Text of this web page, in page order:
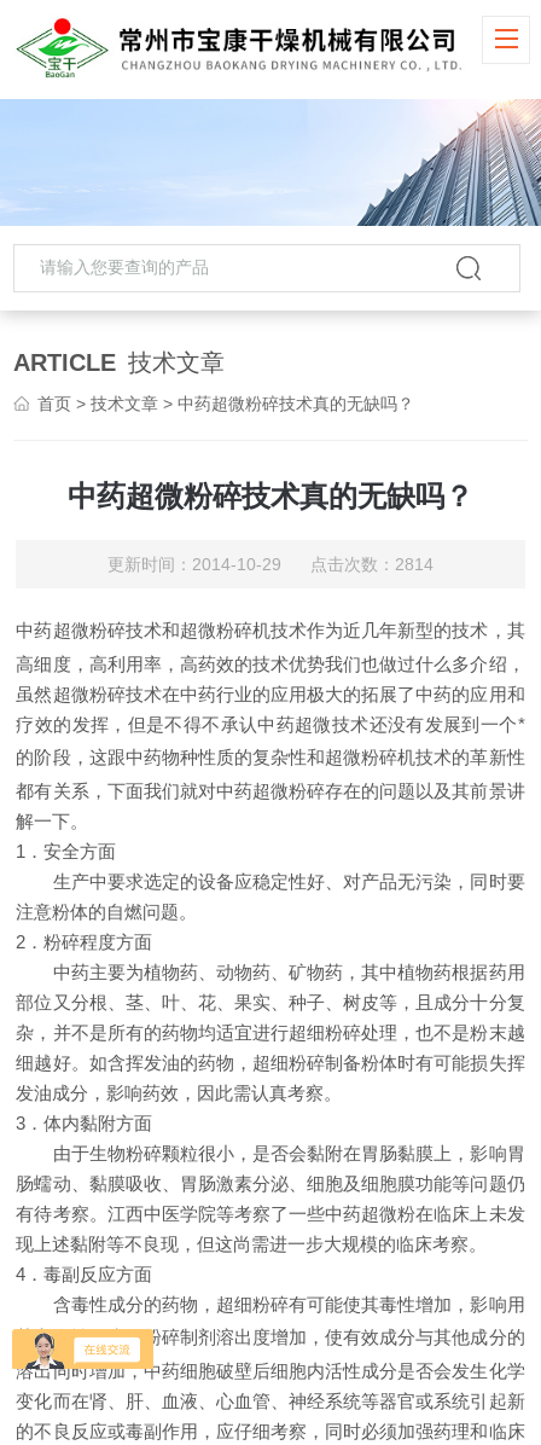
ARTICLE 技术文章
首页 >技术文章 > 中药超微粉碎技术真的无缺吗？
中药超微粉碎技术真的无缺吗？
更新时间：2014-10-29 点击次数：2814
中药超微粉碎技术和超微粉碎机技术作为近几年新型的技术，其
高细度，高利用率，高药效的技术优势我们也做过什么多介绍，
虽然超微粉碎技术在中药行业的应用极大的拓展了中药的应用和
疗效的发挥，但是不得不承认中药超微技术还没有发展到一个*
的阶段，这跟中药物种性质的复杂性和超微粉碎机技术的革新性
都有关系，下面我们就对中药超微粉碎存在的问题以及其前景讲
解一下。
1．安全方面
生产中要求选定的设备应稳定性好、对产品无污染，同时要
注意粉体的自燃问题。
2．粉碎程度方面
中药主要为植物药、动物药、矿物药，其中植物药根据药用
部位又分根、茎、叶、花、果实、种子、树皮等，且成分十分复
杂，并不是所有的药物均适宜进行超细粉碎处理，也不是粉末越
细越好。如含挥发油的药物，超细粉碎制备粉体时有可能损失挥
发油成分，影响药效，因此需认真考察。
3．体内黏附方面
由于生物粉碎颗粒很小，是否会黏附在胃肠黏膜上，影响胃
肠蠕动、黏膜吸收、胃肠激素分泌、细胞及细胞膜功能等问题仍
有待考察。江西中医学院等考察了一些中药超微粉在临床上未发
现上述黏附等不良现，但这尚需进一步大规模的临床考察。
4．毒副反应方面
含毒性成分的药物，超细粉碎有可能使其毒性增加，影响用
药安全性。生物粉碎制剂溶出度增加，使有效成分与其他成分的
溶出同时增加，中药细胞破壁后细胞内活性成分是否会发生化学
变化而在肾、肝、血液、心血管、神经系统等器官或系统引起新
的不良反应或毒副作用，应仔细考察，同时必须加强药理和临床